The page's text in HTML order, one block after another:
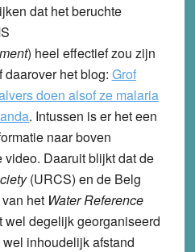
dat het beruchte
) heel effectief zou zijn
daarover het blog: Grof
doen alsof ze malaria
. Intussen is er het een
naar boven
Daaruit blijkt dat de
(URCS) en de Belg
het Water Reference
degelijk georganiseerd
inhoudelijk afstand